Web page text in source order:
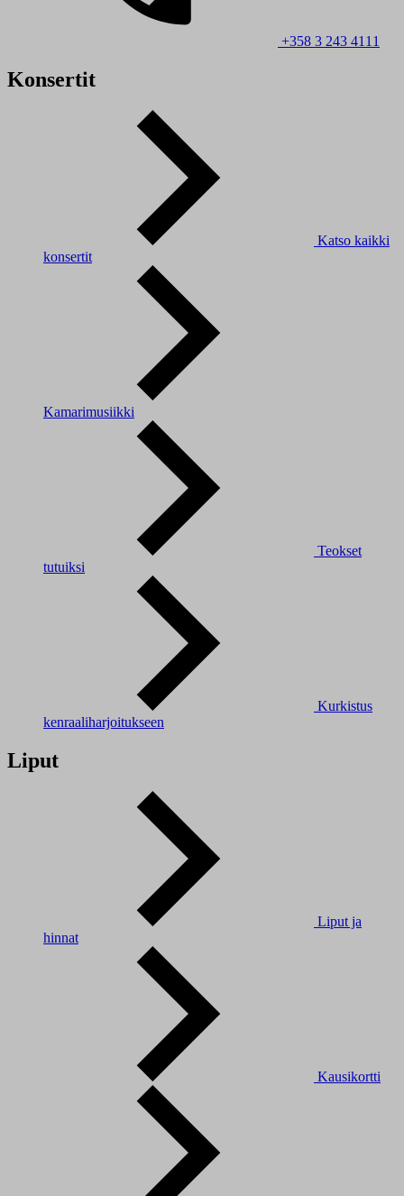
+358 3 243 4111
Konsertit
Katso kaikki
konsertit
Kamarimusiikki
Teokset
tutuiksi
Kurkistus
kenraaliharjoitukseen
Liput
Liput ja
hinnat
Kausikortti